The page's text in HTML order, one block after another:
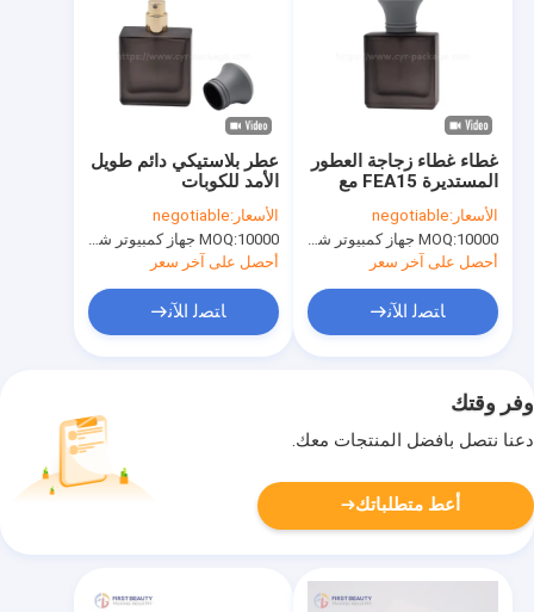
عطر بلاستيكي دائم طويل
الأمد للكوبات
الأسعار:negotiable
MOQ:10000 جهاز كمبيوتر شخصى
أحصل على آخر سعر
ﺎﺘﺼﻟ ﺍﻶﻧ
غطاء غطاء زجاجة العطور
المستديرة FEA15 مع
ميزة الختم
الأسعار:negotiable
MOQ:10000 جهاز كمبيوتر شخصى
أحصل على آخر سعر
ﺎﺘﺼﻟ ﺍﻶﻧ
وفر وقتك
دعنا نتصل بأفضل المنتجات معك.
أعط متطلباتك